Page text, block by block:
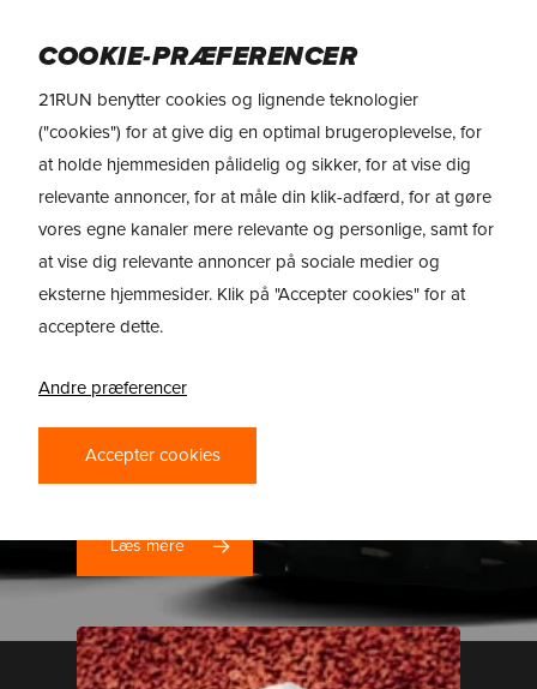
MERRELL MTL SPEEDARC
PEAK
Review Merrell MTL SpeedArc
SpeedArc Peak Merrell SpeedArc
på stierne Merrell MTL SpeedArc…
Læs mere
COOKIE-PRÆFERENCER
21RUN benytter cookies og lignende teknologier
("cookies") for at give dig en optimal brugeroplevelse, for
at holde hjemmesiden pålidelig og sikker, for at vise dig
relevante annoncer, for at måle din klik-adfærd, for at gøre
vores egne kanaler mere relevante og personlige, samt for
at vise dig relevante annoncer på sociale medier og
eksterne hjemmesider. Klik på "Accepter cookies" for at
acceptere dette.
Andre præferencer
Accepter cookies